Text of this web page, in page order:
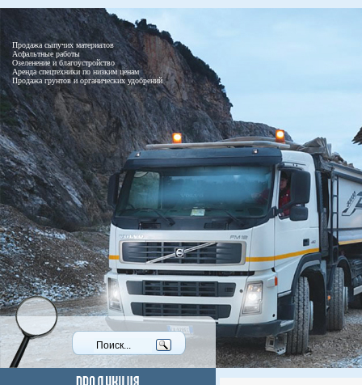
Продажа сыпучих материалов
Асфальтные работы
Озеленение и благоустройство
Аренда спецтехники по низким ценам
Продажа грунтов и органических удобрений